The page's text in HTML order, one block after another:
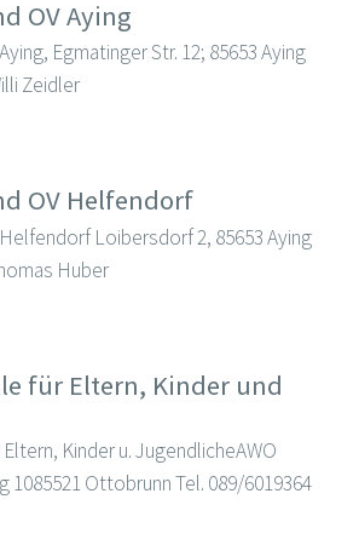
OV Aying
Egmatinger Str. 12; 85653 Aying
Zeidler
OV Helfendorf
Loibersdorf 2, 85653 Aying
Huber
für Eltern, Kinder und
Kinder u. JugendlicheAWO
Ottobrunn Tel. 089/6019364